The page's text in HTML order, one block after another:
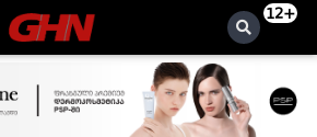
12+